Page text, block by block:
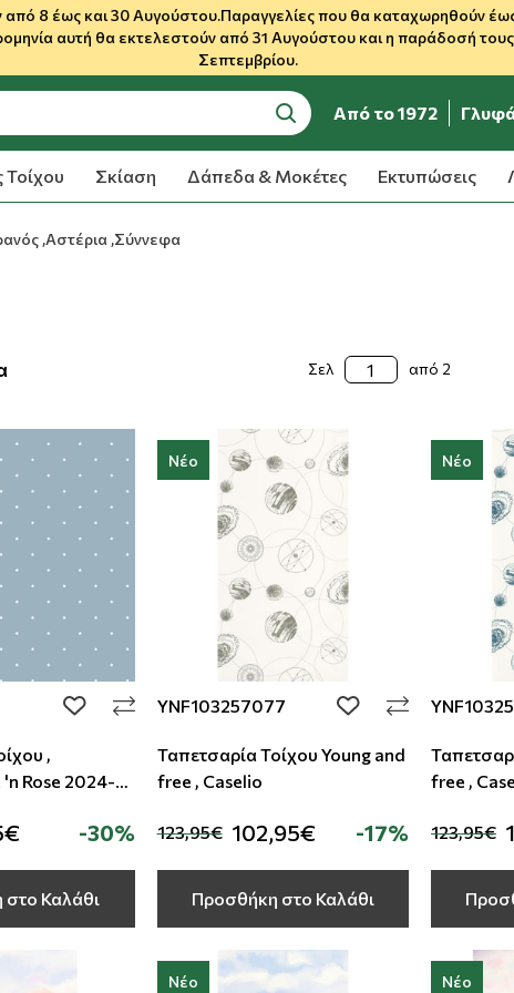
8 έως και 30 Αυγούστου.Παραγγελίες που θα καταχωρηθούν έως
αυτή θα εκτελεστούν από 31 Αυγούστου και η παράδοσή
Σεπτεμβρίου.
search
Από το 1972
Τοίχου Σκίαση Δάπεδα & Μοκέτες Εκτυπώσεις
,Αστέρια ,Σύννεφα
Σελ από 2
add to wishlist
,
'n Rose 2024-
-30%
Καλάθι
Νέο
YNF103257077 add to wishlist
Ταπετσαρία Τοίχου Young and
free , Caselio
123,95€ 102,95€ -17%
Προσθήκη στο Καλάθι
Νέο
free ,
123,95€
Νέο Νέο